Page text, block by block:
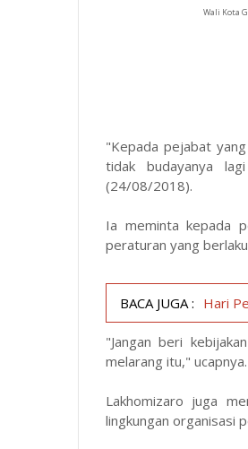
Wali Kota
"Kepada pejabat
tidak budayanya
(24/08/2018).
Ia meminta kepada
peraturan yang
BACA JUGA : Hari
"Jangan beri
melarang itu," ucapnya.
Lakhomizaro juga
lingkungan organisasi